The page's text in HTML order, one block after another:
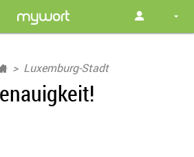
Luxemburg-Stadt